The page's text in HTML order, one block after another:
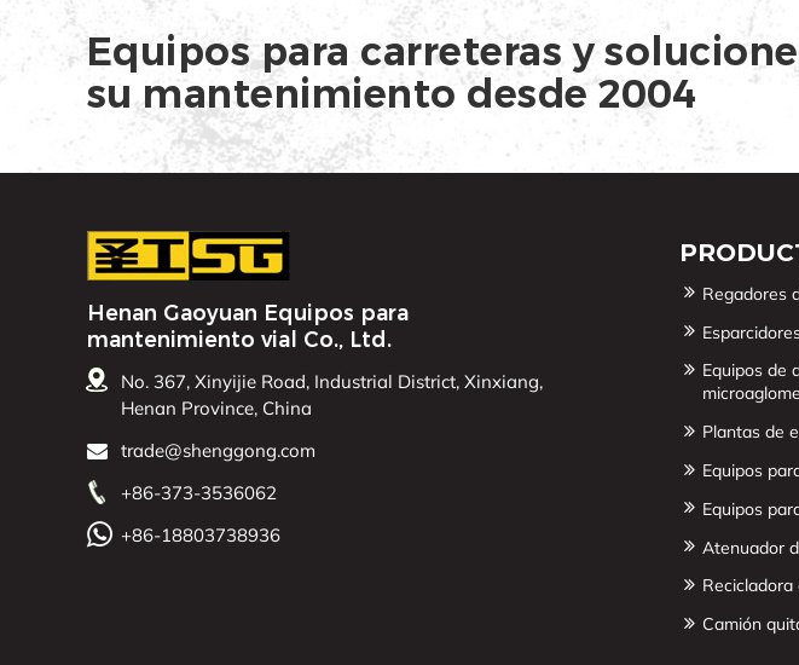
Equipos para carreteras y
su mantenimiento desde 2004
Henan Gaoyuan Equipos para
mantenimiento vial Co., Ltd.
No. 367, Xinyijie Road, Industrial District, Xinxiang,
Henan Province, China
trade@shenggong.com
+86-373-3536062
+86-18803738936
Regadores
Equipos de
Plantas de
Equipos
Equipos
Atenuador
Camión